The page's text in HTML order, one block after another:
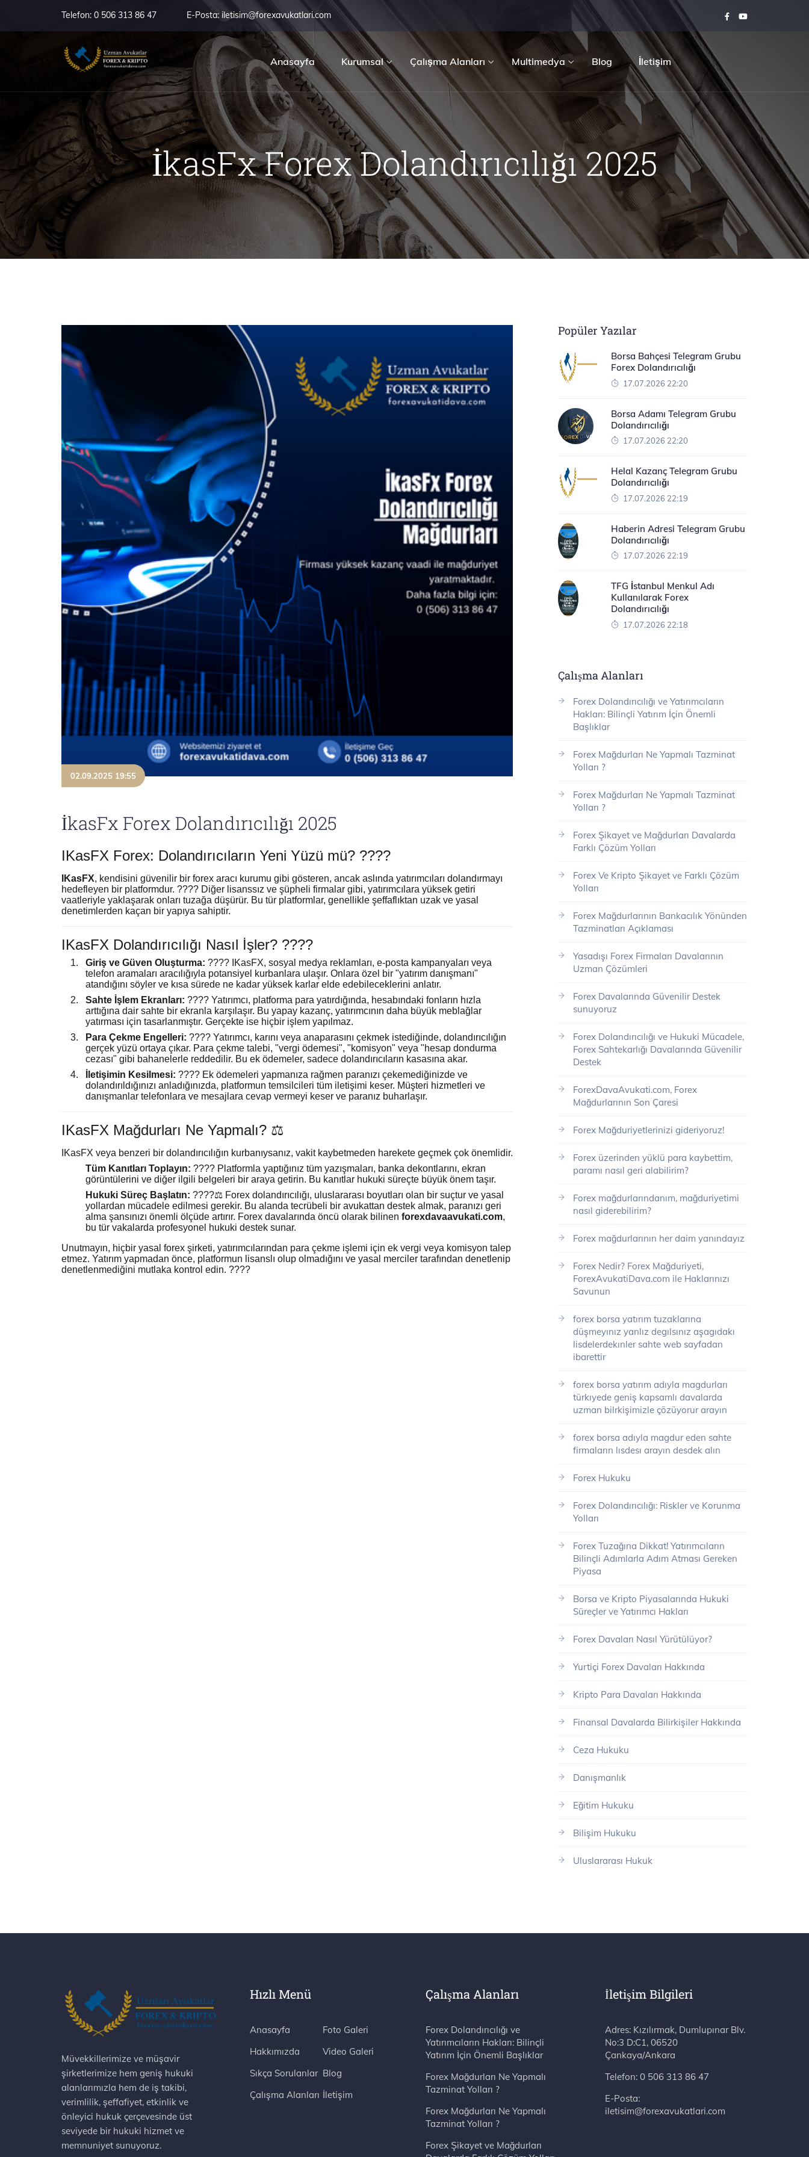
Telefon: 0 506 313 86 47 E-Posta: iletisim@forexavukatlari.com
Anasayfa Kurumsal Çalışma Alanları Multimedya Blog İletişim
İkasFx Forex Dolandırıcılığı 2025
02.09.2025 19:55
İkasFx Forex Dolandırıcılığı 2025
IKasFX Forex: Dolandırıcıların Yeni Yüzü mü? ????
IKasFX, kendisini güvenilir bir forex aracı kurumu gibi gösteren, ancak aslında yatırımcıları dolandırmayı
hedefleyen bir platformdur. ???? Diğer lisanssız ve şüpheli firmalar gibi, yatırımcılara yüksek getiri
vaatleriyle yaklaşarak onları tuzağa düşürür. Bu tür platformlar, genellikle şeffaflıktan uzak ve yasal
denetimlerden kaçan bir yapıya sahiptir.
IKasFX Dolandırıcılığı Nasıl İşler? ????
Giriş ve Güven Oluşturma: ???? IKasFX, sosyal medya reklamları, e-posta kampanyaları veya
telefon aramaları aracılığıyla potansiyel kurbanlara ulaşır. Onlara özel bir "yatırım danışmanı"
atandığını söyler ve kısa sürede ne kadar yüksek karlar elde edebileceklerini anlatır.
Sahte İşlem Ekranları: ???? Yatırımcı, platforma para yatırdığında, hesabındaki fonların hızla
arttığına dair sahte bir ekranla karşılaşır. Bu yapay kazanç, yatırımcının daha büyük meblağlar
yatırması için tasarlanmıştır. Gerçekte ise hiçbir işlem yapılmaz.
Para Çekme Engelleri: ???? Yatırımcı, karını veya anaparasını çekmek istediğinde, dolandırıcılığın
gerçek yüzü ortaya çıkar. Para çekme talebi, "vergi ödemesi", "komisyon" veya "hesap dondurma
cezası" gibi bahanelerle reddedilir. Bu ek ödemeler, sadece dolandırıcıların kasasına akar.
İletişimin Kesilmesi: ???? Ek ödemeleri yapmanıza rağmen paranızı çekemediğinizde ve
dolandırıldığınızı anladığınızda, platformun temsilcileri tüm iletişimi keser. Müşteri hizmetleri ve
danışmanlar telefonlara ve mesajlara cevap vermeyi keser ve paranız buharlaşır.
IKasFX Mağdurları Ne Yapmalı? ⚖️
IKasFX veya benzeri bir dolandırıcılığın kurbanıysanız, vakit kaybetmeden harekete geçmek çok önemlidir.
Tüm Kanıtları Toplayın: ???? Platformla yaptığınız tüm yazışmaları, banka dekontlarını, ekran
görüntülerini ve diğer ilgili belgeleri bir araya getirin. Bu kanıtlar hukuki süreçte büyük önem taşır.
Hukuki Süreç Başlatın: ????‍⚖️ Forex dolandırıcılığı, uluslararası boyutları olan bir suçtur ve yasal
yollardan mücadele edilmesi gerekir. Bu alanda tecrübeli bir avukattan destek almak, paranızı geri
alma şansınızı önemli ölçüde artırır. Forex davalarında öncü olarak bilinen forexdavaavukati.com,
bu tür vakalarda profesyonel hukuki destek sunar.
Unutmayın, hiçbir yasal forex şirketi, yatırımcılarından para çekme işlemi için ek vergi veya komisyon talep
etmez. Yatırım yapmadan önce, platformun lisanslı olup olmadığını ve yasal merciler tarafından denetlenip
denetlenmediğini mutlaka kontrol edin. ????️
Popüler Yazılar
Borsa Bahçesi Telegram Grubu
Forex Dolandırıcılığı
17.07.2026 22:20
Borsa Adamı Telegram Grubu
Dolandırıcılığı
17.07.2026 22:20
Helal Kazanç Telegram Grubu
Dolandırıcılığı
17.07.2026 22:19
Haberin Adresi Telegram Grubu
Dolandırıcılığı
17.07.2026 22:19
TFG İstanbul Menkul Adı
Kullanılarak Forex
Dolandırıcılığı
17.07.2026 22:18
Çalışma Alanları
Forex Dolandırıcılığı ve Yatırımcıların
Hakları: Bilinçli Yatırım İçin Önemli
Başlıklar
Forex Mağdurları Ne Yapmalı Tazminat
Yolları ?
Forex Mağdurları Ne Yapmalı Tazminat
Yolları ?
Forex Şikayet ve Mağdurları Davalarda
Farklı Çözüm Yolları
Forex Ve Kripto Şikayet ve Farklı Çözüm
Yolları
Forex Mağdurlarının Bankacılık Yönünden
Tazminatları Açıklaması
Yasadışı Forex Firmaları Davalarının
Uzman Çözümleri
Forex Davalarında Güvenilir Destek
sunuyoruz
Forex Dolandırıcılığı ve Hukuki Mücadele,
Forex Sahtekarlığı Davalarında Güvenilir
Destek
ForexDavaAvukati.com, Forex
Mağdurlarının Son Çaresi
Forex Mağduriyetlerinizi gideriyoruz!
Forex üzerinden yüklü para kaybettim,
paramı nasıl geri alabilirim?
Forex mağdurlarındanım, mağduriyetimi
nasıl giderebilirim?
Forex mağdurlarının her daim yanındayız
Forex Nedir? Forex Mağduriyeti,
ForexAvukatiDava.com ile Haklarınızı
Savunun
forex borsa yatırım tuzaklarına
düşmeyınız yanlız degılsınız aşagıdakı
lisdelerdekınler sahte web sayfadan
ibarettir
forex borsa yatırım adıyla magdurları
türkıyede geniş kapsamlı davalarda
uzman bilrkişimizle çözüyorur arayın
forex borsa adıyla magdur eden sahte
firmaların lısdesı arayın desdek alın
Forex Hukuku
Forex Dolandırıcılığı: Riskler ve Korunma
Yolları
Forex Tuzağına Dikkat! Yatırımcıların
Bilinçli Adımlarla Adım Atması Gereken
Piyasa
Borsa ve Kripto Piyasalarında Hukuki
Süreçler ve Yatırımcı Hakları
Forex Davaları Nasıl Yürütülüyor?
Yurtiçi Forex Davaları Hakkında
Kripto Para Davaları Hakkında
Finansal Davalarda Bilirkişiler Hakkında
Ceza Hukuku
Danışmanlık
Eğitim Hukuku
Bilişim Hukuku
Uluslararası Hukuk
Müvekkillerimize ve müşavir
şirketlerimize hem geniş hukuki
alanlarımızla hem de iş takibi,
verimlilik, şeffafiyet, etkinlik ve
önleyici hukuk çerçevesinde üst
seviyede bir hukuki hizmet ve
memnuniyet sunuyoruz.
Hızlı Menü
Anasayfa
Hakkımızda
Sıkça Sorulanlar
Çalışma Alanları
Foto Galeri
Video Galeri
Blog
İletişim
Çalışma Alanları
Forex Dolandırıcılığı ve
Yatırımcıların Hakları: Bilinçli
Yatırım İçin Önemli Başlıklar
Forex Mağdurları Ne Yapmalı
Tazminat Yolları ?
Forex Mağdurları Ne Yapmalı
Tazminat Yolları ?
Forex Şikayet ve Mağdurları
İletişim Bilgileri
Adres: Kızılırmak, Dumlupınar Blv. No:3 D:C1, 06520 Çankaya/Ankara
Telefon:0 506 313 86 47
E-Posta:
iletisim@forexavukatlari.com